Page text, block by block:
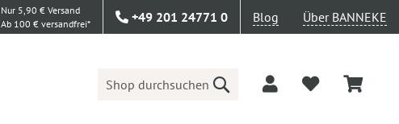
Nur 5,90 € Versand
Ab 100 € versandfrei*
+49 201 24771 0 Blog Über BANNEKE
Suche